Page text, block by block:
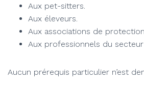
Aux pet-sitters.
Aux éleveurs.
Aux associations de
Aux professionnels du secteur
Aucun prérequis particulier n’est